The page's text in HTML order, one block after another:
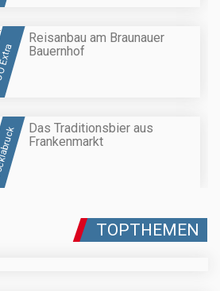
Reisanbau am Braunauer
Bauernhof
Das Traditionsbier aus
Frankenmarkt
TOPTHEMEN